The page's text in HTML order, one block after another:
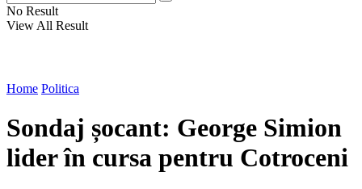
No Result
View All Result
Home Politica
Sondaj șocant: George Simion
lider în cursa pentru Cotroceni